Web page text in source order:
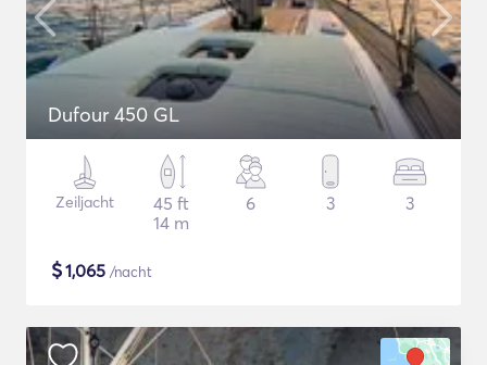
Dufour 450 GL
Zeiljacht
45 ft
14 m
6 3 3
$1,065 /nacht